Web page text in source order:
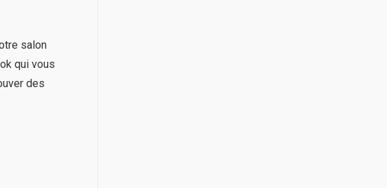
salon
qui vous
des